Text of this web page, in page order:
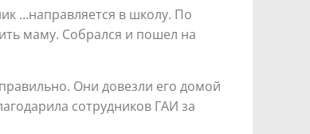
…направляется в школу. По
маму. Собрался и пошел на
Они довезли его домой
сотрудников ГАИ за